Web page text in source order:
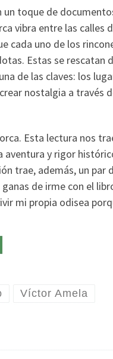
un toque de
vibra entre las calles
cada uno de los
Estas se rescatan
de las claves: los
nostalgia a través
Esta lectura nos
aventura y rigor
trae, además, un par
de irme con el
mi propia odisea
Víctor Amela